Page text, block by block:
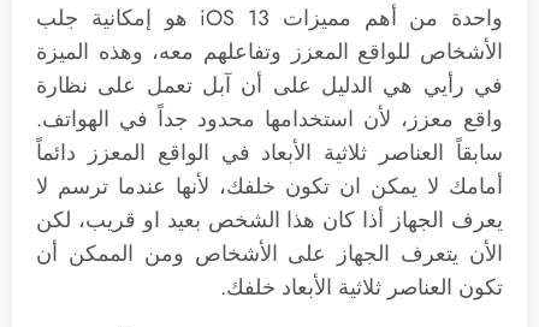
واحدة من أهم مميزات iOS 13 هو إمكانية جلب
الأشخاص للواقع المعزز وتفاعلهم معه، وهذه الميزة
في رأيي هي الدليل على أن آبل تعمل على نظارة
واقع معزز، لأن استخدامها محدود جداً في الهواتف.
سابقاً العناصر ثلاثية الأبعاد في الواقع المعزز دائماً
أمامك لا يمكن ان تكون خلفك، لأنها عندما ترسم لا
يعرف الجهاز أذا كان هذا الشخص بعيد او قريب، لكن
الأن يتعرف الجهاز على الأشخاص ومن الممكن أن
تكون العناصر ثلاثية الأبعاد خلفك.